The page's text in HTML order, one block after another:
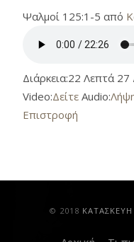
Ψαλμοί 125:1-5 από
Διάρκεια:22 Λεπτά 27
Video:Δείτε Audio:
Επιστροφή
© 2018 ΚAΤΑΣΚΕΥΗ